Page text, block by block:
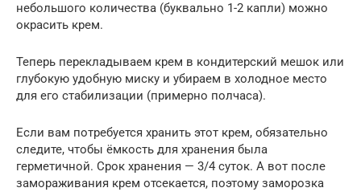
небольшого количества (буквально 1-2 капли) можно
окрасить крем.
Теперь перекладываем крем в кондитерский мешок или
глубокую удобную миску и убираем в холодное место
для его стабилизации (примерно полчаса).
Если вам потребуется хранить этот крем, обязательно
следите, чтобы ёмкость для хранения была
герметичной. Срок хранения — 3/4 суток. А вот после
замораживания крем отсекается, поэтому заморозка